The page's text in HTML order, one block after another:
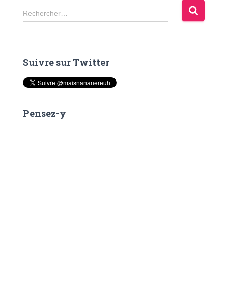
R
e
r
c
h
r
Rechercher…
Suivre sur Twitter
Pensez-y